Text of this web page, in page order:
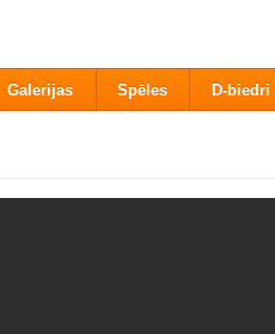
Galerijas Spēles D-biedri